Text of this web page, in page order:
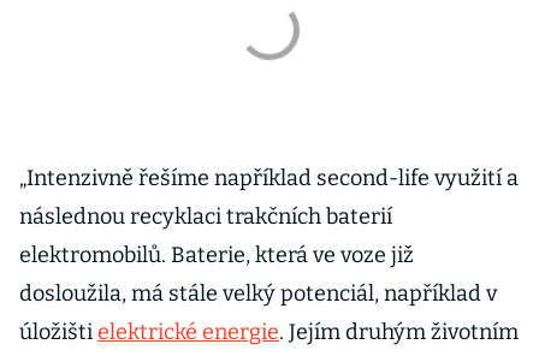
„Intenzivně řešíme například second-life využití a
následnou recyklaci trakčních baterií
elektromobilů. Baterie, která ve voze již
dosloužila, má stále velký potenciál, například v
úložišti elektrické energie. Jejím druhým životním